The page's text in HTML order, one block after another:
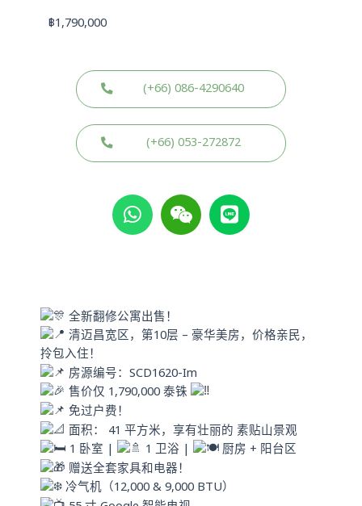
฿1,790,000
(+66) 086-4290640
(+66) 053-272872
W
h
a
p
p
W
e
i
L
i
n
全新翻修公寓出售！
清迈昌宽区，第10层 – 豪华美房，价格亲民，
拎包入住！
房源编号：SCD1620-Im
售价仅 1,790,000 泰铢
免过户费！
面积： 41 平方米，享有壮丽的 素贴山景观
1 卧室 |
1 卫浴 |
厨房 + 阳台区
赠送全套家具和电器！
冷气机（12,000 & 9,000 BTU）